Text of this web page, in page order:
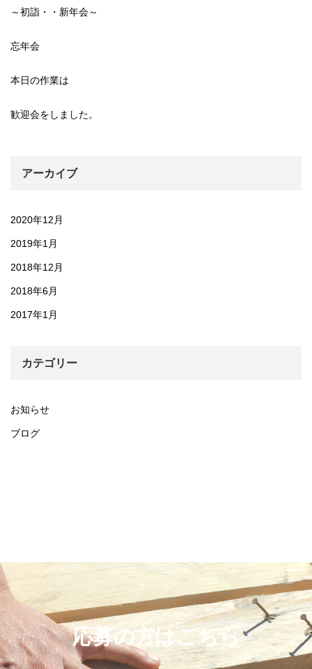
～初詣・・新年会～
忘年会
本日の作業は
歓迎会をしました。
アーカイブ
2020年12月
2019年1月
2018年12月
2018年6月
2017年1月
カテゴリー
お知らせ
ブログ
応募の方はこちら